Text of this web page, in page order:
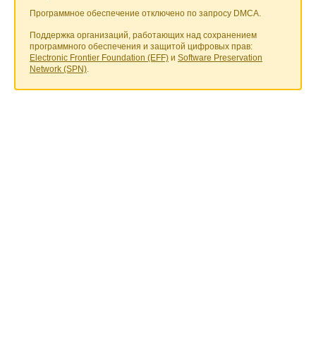
Программное обеспечение отключено по запросу DMCA.
Поддержка организаций, работающих над сохранением
программного обеспечения и защитой цифровых прав:
Electronic Frontier Foundation (EFF) и Software Preservation
Network (SPN).